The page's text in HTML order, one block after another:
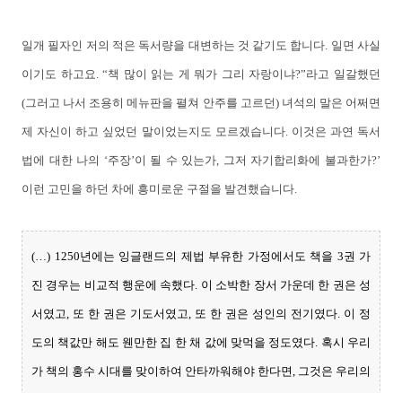
일개 필자인 저의 적은 독서량을 대변하는 것 같기도 합니다. 일면 사실
이기도 하고요. “책 많이 읽는 게 뭐가 그리 자랑이냐?”라고 일갈했던
(그러고 나서 조용히 메뉴판을 펼쳐 안주를 고르던) 녀석의 말은 어쩌면
제 자신이 하고 싶었던 말이었는지도 모르겠습니다. 이것은 과연 독서
법에 대한 나의 ‘주장’이 될 수 있는가, 그저 자기합리화에 불과한가?’
이런 고민을 하던 차에 흥미로운 구절을 발견했습니다.
(…) 1250년에는 잉글랜드의 제법 부유한 가정에서도 책을 3권 가
진 경우는 비교적 행운에 속했다. 이 소박한 장서 가운데 한 권은 성
서였고, 또 한 권은 기도서였고, 또 한 권은 성인의 전기였다. 이 정
도의 책값만 해도 웬만한 집 한 채 값에 맞먹을 정도였다. 혹시 우리
가 책의 홍수 시대를 맞이하여 안타까워해야 한다면, 그것은 우리의